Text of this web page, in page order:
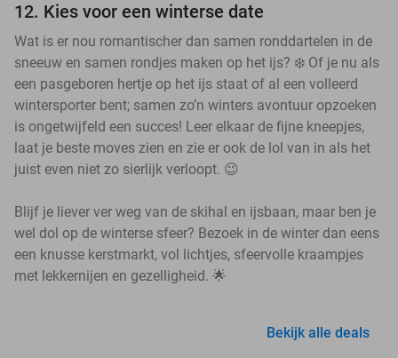
12. Kies voor een winterse date
Wat is er nou romantischer dan samen ronddartelen in de
sneeuw en samen rondjes maken op het ijs? ❄️ Of je nu als
een pasgeboren hertje op het ijs staat of al een volleerd
wintersporter bent; samen zo’n winters avontuur opzoeken
is ongetwijfeld een succes! Leer elkaar de fijne kneepjes,
laat je beste moves zien en zie er ook de lol van in als het
juist even niet zo sierlijk verloopt. 😉
Blijf je liever ver weg van de skihal en ijsbaan, maar ben je
wel dol op de winterse sfeer? Bezoek in de winter dan eens
een knusse kerstmarkt, vol lichtjes, sfeervolle kraampjes
met lekkernijen en gezelligheid. 🌟
Bekijk alle deals